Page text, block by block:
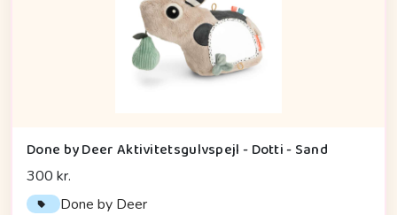
Done by Deer Aktivitetsgulvspejl - Dotti - Sand
300 kr.
Done by Deer